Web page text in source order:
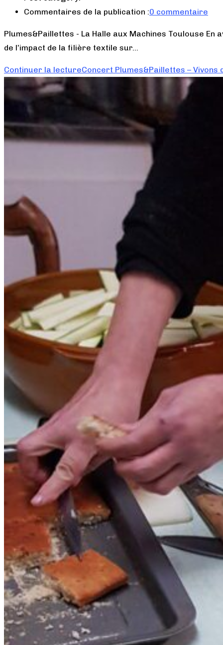
Commentaires de la publication :0 commentaire
Plumes&Paillettes - La Halle aux Machines Toulouse
de l’impact de la filière textile sur…
Continuer la lectureConcert Plumes&Paillettes – Vivons